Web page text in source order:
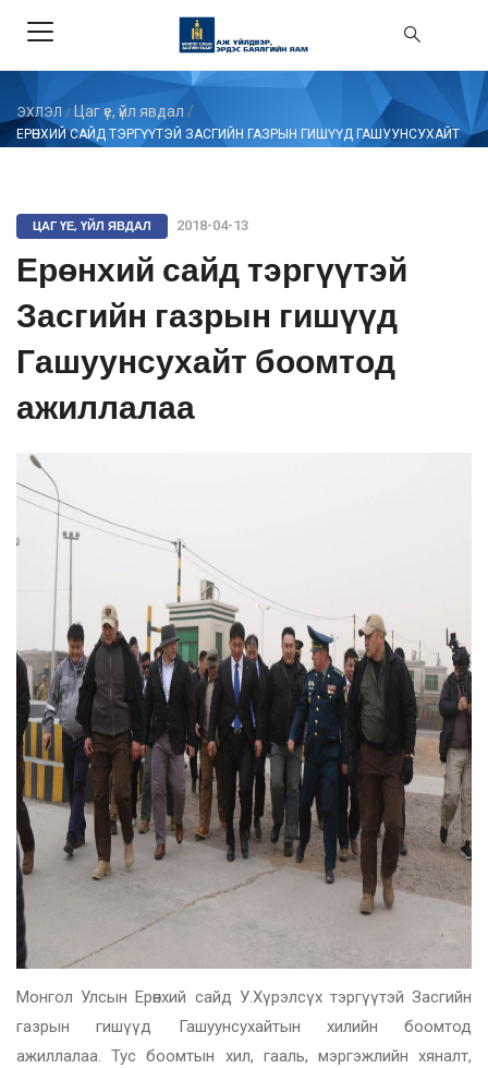
ЭХЛЭЛ / Цаг үе, үйл явдал /
ЕРӨНХИЙ САЙД ТЭРГҮҮТЭЙ ЗАСГИЙН ГАЗРЫН ГИШҮҮД ГАШУУНСУХАЙТ
ЦАГ ҮЕ, ҮЙЛ ЯВДАЛ 2018-04-13
Ерөнхий сайд тэргүүтэй
Засгийн газрын гишүүд
Гашуунсухайт боомтод
ажиллалаа
Монгол Улсын Ерөнхий сайд У.Хүрэлсүх тэргүүтэй Засгийн
газрын гишүүд Гашуунсухайтын хилийн боомтод
ажиллалаа. Тус боомтын хил, гааль, мэргэжлийн хяналт,